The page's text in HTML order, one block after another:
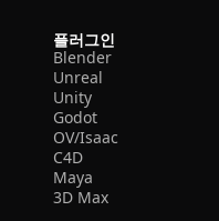
플러그인
Blender
Unreal
Unity
Godot
OV/Isaac
C4D
Maya
3D Max